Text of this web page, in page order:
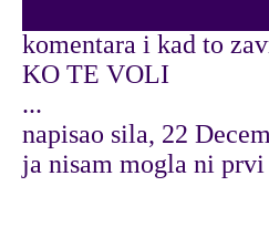
komentara i kad to
KO TE VOLI
...
napisao sila, 22
ja nisam mogla ni